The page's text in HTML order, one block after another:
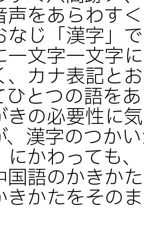
声をあらわす
なじ「漢字」
一文字一文字
、カナ表記と
ひとつの語を
きの必要性に
、漢字のつか
にかわっても
国語のかきか
きかたをその